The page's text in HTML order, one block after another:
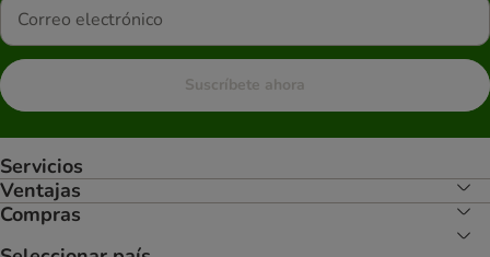
Suscríbete ahora
Servicios
Ventajas
Compras